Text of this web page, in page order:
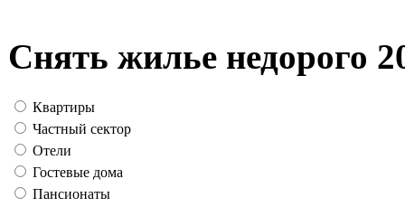
Снять жилье недорого
Квартиры
Частный сектор
Отели
Гостевые дома
Пансионаты